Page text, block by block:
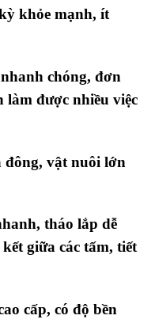
khỏe mạnh, ít
chóng, đơn
được nhiều việc
đông, vật nuôi lớn
tháo lắp dễ
giữa các tấm, tiết
cấp, có độ bền